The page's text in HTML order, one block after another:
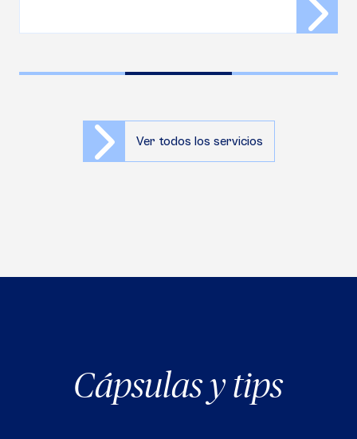
Ver todos los servicios
Cápsulas y tips